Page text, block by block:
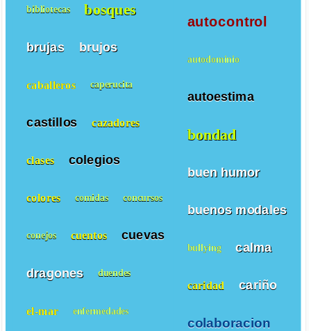
autocontrol
autodominio
autoestima
bondad
buen humor
buenos modales
bullying calma
caridad cariño
colaboracion
bibliotecas bosques
brujas brujos
caballeros caperucita
castillos cazadores
clases colegios
colores comidas concursos
conejos cuentos cuevas
dragones duendes
el-mar enfermedades